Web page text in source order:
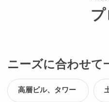
プ
ニーズに合わせて
高層ビル、タワー